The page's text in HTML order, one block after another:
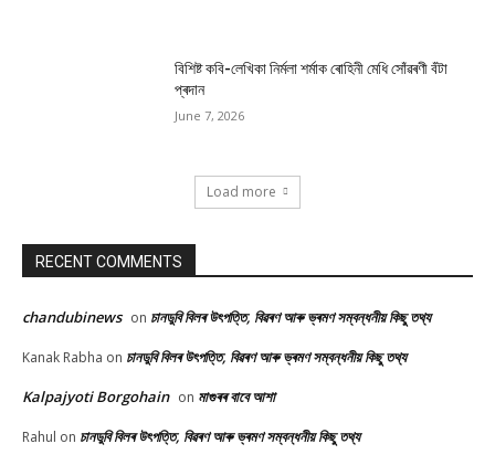
বিশিষ্ট কবি-লেখিকা নিৰ্মলা শৰ্মাক ৰোহিনী মেধি সোঁৱৰণী বঁটা
প্ৰদান
June 7, 2026
Load more
RECENT COMMENTS
chandubinews on চানডুবি বিলৰ উৎপত্তি, বিৱৰণ আৰু ভ্ৰমণ সম্বন্ধনীয় কিছু তথ্য
Kanak Rabha on চানডুবি বিলৰ উৎপত্তি, বিৱৰণ আৰু ভ্ৰমণ সম্বন্ধনীয় কিছু তথ্য
Kalpajyoti Borgohain on মাগুৰৰ বাবে আশা
Rahul on চানডুবি বিলৰ উৎপত্তি, বিৱৰণ আৰু ভ্ৰমণ সম্বন্ধনীয় কিছু তথ্য